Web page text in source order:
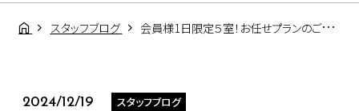
スタッフブログ 会員様1日限定５室！お任せプランのご案内
2024/12/19 スタッフブログ